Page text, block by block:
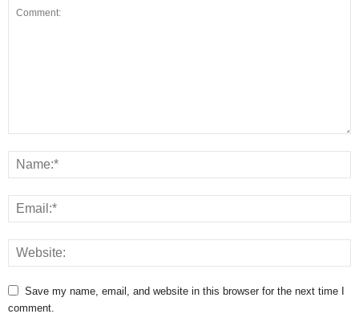
Save my name, email, and website in this browser for the next time I
comment.